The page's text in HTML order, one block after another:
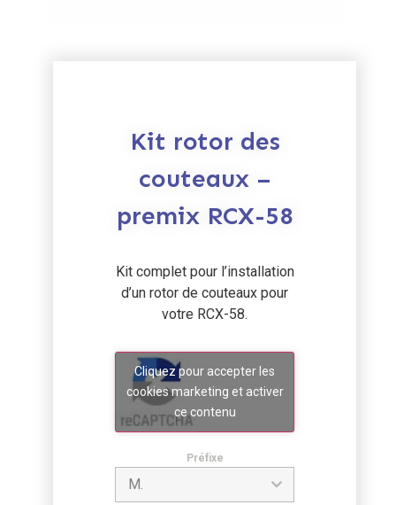
Kit rotor des
couteaux –
premix RCX-58
Kit complet pour l’installation
d’un rotor de couteaux pour
votre RCX-58.
Cliquez pour accepter les
cookies marketing et activer
ce contenu
Préfixe
M.